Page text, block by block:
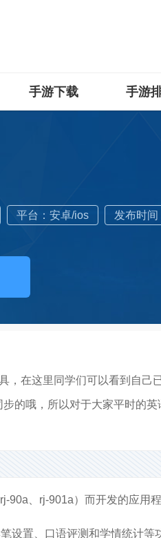
手游下载 手游
平台：安卓/ios 发布时
，在这里同学们可以看到自己
的哦，所以对于大家平时的
90a、rj-901a）而开发的应用程
设置、口语评测和学情统计等